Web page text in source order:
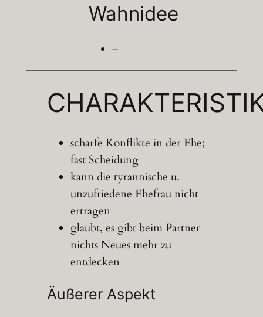
Wahnidee
–
scharfe Konflikte in der Ehe;
fast Scheidung
kann die tyrannische u.
unzufriedene Ehefrau nicht
ertragen
glaubt, es gibt beim Partner
nichts Neues mehr zu
entdecken
Äußerer Aspekt